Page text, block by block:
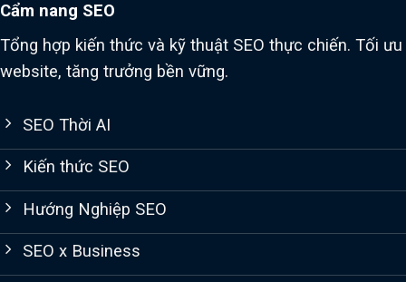
Cẩm nang SEO
Tổng hợp kiến thức và kỹ thuật SEO thực chiến. Tối ưu
website, tăng trưởng bền vững.
SEO Thời AI
Kiến thức SEO
Hướng Nghiệp SEO
SEO x Business